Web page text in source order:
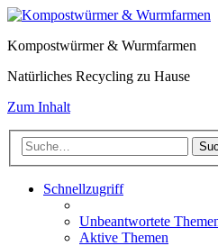
Kompostwürmer & Wurmfarmen
Natürliches Recycling zu Hause
Zum Inhalt
Schnellzugriff
Unbeantwortete
Aktive Themen